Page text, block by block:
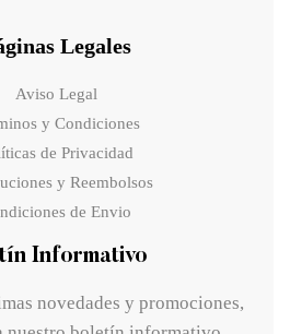
Legales
Aviso Legal
y Condiciones
de Privacidad
y Reembolsos
de Envio
Informativo
novedades y promociones,